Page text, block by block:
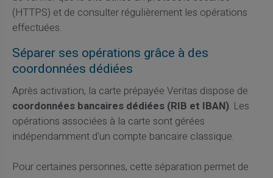
(HTTPS) et de consulter régulièrement les opérations
effectuées.
Séparer ses opérations grâce à des
coordonnées dédiées
Après activation, la carte prépayée Veritas dispose de
coordonnées bancaires dédiées (RIB et IBAN). Les
opérations associées à la carte sont gérées
indépendamment d'un compte bancaire classique.
Pour certaines personnes, cette séparation permet de